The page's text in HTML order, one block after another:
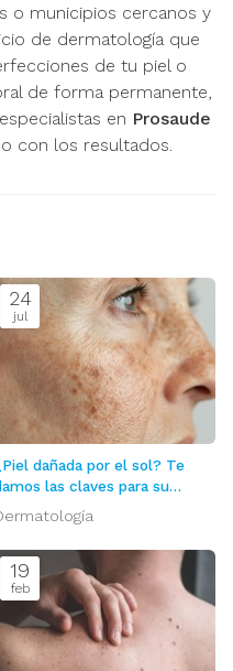
o municipios cercanos y
de dermatología que
de tu piel o
de forma permanente,
en Prosaude
con los resultados.
24
jul
dañada por el sol? Te
las claves para su
19
feb